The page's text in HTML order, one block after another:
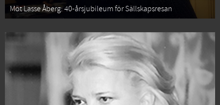
Möt Lasse Åberg: 40-årsjubileum för Sällskapsresan